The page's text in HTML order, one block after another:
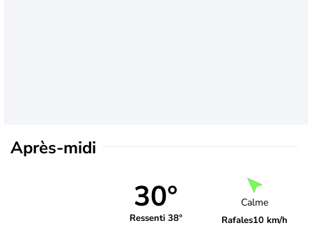
Après-midi
30°
Ressenti 38°
Calme
Rafales10 km/h